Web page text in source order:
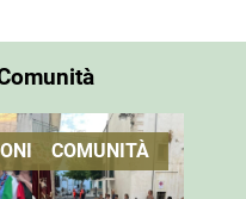
COMUNITÀ